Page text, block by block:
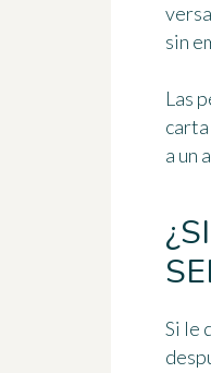
sin
Las
a un
Si le